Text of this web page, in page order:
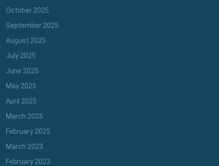
October 2025
September 2025
August 2025
July 2025
June 2025
May 2025
April 2025
March 2025
February 2025
March 2023
February 2023